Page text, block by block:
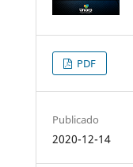
PDF
Publicado
2020-12-14